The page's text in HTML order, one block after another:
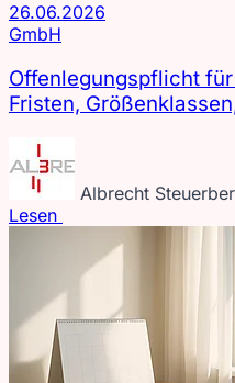
26.06.2026
GmbH
Offenlegungspflicht
Fristen,
Albrecht
Lesen